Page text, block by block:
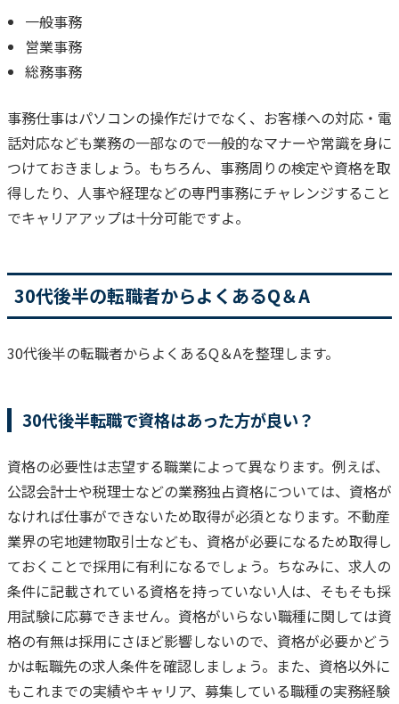
一般事務
営業事務
総務事務
事務仕事はパソコンの操作だけでなく、お客様への対応・電
話対応なども業務の一部なので一般的なマナーや常識を身に
つけておきましょう。もちろん、事務周りの検定や資格を取
得したり、人事や経理などの専門事務にチャレンジすること
でキャリアアップは十分可能ですよ。
30代後半の転職者からよくあるQ＆A
30代後半の転職者からよくあるQ＆Aを整理します。
30代後半転職で資格はあった方が良い？
資格の必要性は志望する職業によって異なります。 例えば、
公認会計士や税理士などの業務独占資格については、資格が
なければ仕事ができないため取得が必須となります。不動産
業界の宅地建物取引士なども、資格が必要になるため取得し
ておくことで採用に有利になるでしょう。 ちなみに、求人の
条件に記載されている資格を持っていない人は、そもそも採
用試験に応募できません。資格がいらない職種に関しては資
格の有無は採用にさほど影響しないので、資格が必要かどう
かは転職先の求人条件を確認しましょう。 また、資格以外に
もこれまでの実績やキャリア、募集している職種の実務経験